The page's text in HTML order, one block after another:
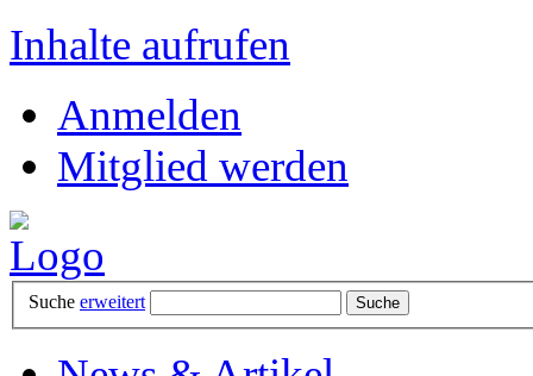
Inhalte aufrufen
Anmelden
Mitglied werden
Suche erweitert